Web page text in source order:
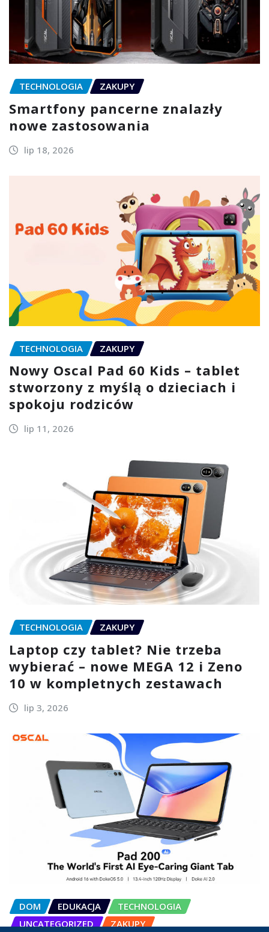
TECHNOLOGIA ZAKUPY
Smartfony pancerne znalazły
nowe zastosowania
lip 18, 2026
TECHNOLOGIA ZAKUPY
Nowy Oscal Pad 60 Kids – tablet
stworzony z myślą o dzieciach i
spokoju rodziców
lip 11, 2026
TECHNOLOGIA ZAKUPY
Laptop czy tablet? Nie trzeba
wybierać – nowe MEGA 12 i Zeno
10 w kompletnych zestawach
lip 3, 2026
DOM EDUKACJA
TECHNOLOGIA
UNCATEGORIZED
ZAKUPY